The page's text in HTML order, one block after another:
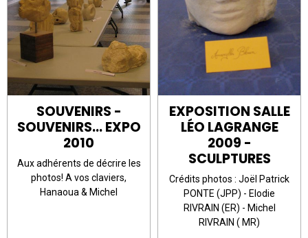
SOUVENIRS -
SOUVENIRS... EXPO
2010
Aux adhérents de décrire les
photos! A vos claviers,
Hanaoua & Michel
EXPOSITION SALLE
LÉO LAGRANGE
2009 -
SCULPTURES
Crédits photos : Joël Patrick
PONTE (JPP) - Elodie
RIVRAIN (ER) - Michel
RIVRAIN ( MR)